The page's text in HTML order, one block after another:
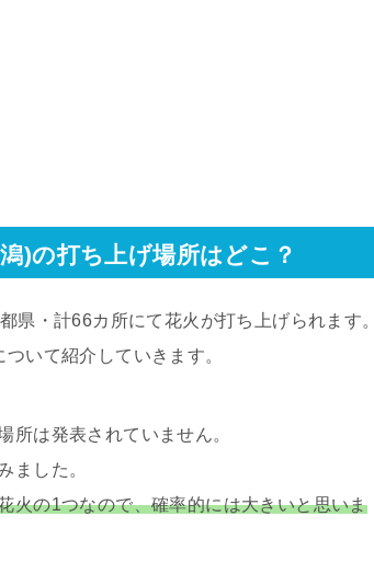
)の打ち上げ場所はどこ？
県・計66カ所にて花火が打ち上げられます。
いて紹介していきます。
所は発表されていません。
ました。
火の1つなので、確率的には大きいと思いま